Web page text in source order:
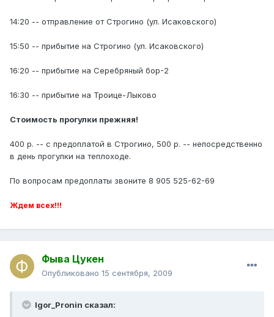
14:20 -- отправление от Строгино (ул. Исаковского)
15:50 -- прибытие на Строгино (ул. Исаковского)
16:20 -- прибытие на Серебряный бор-2
16:30 -- прибытие на Троице-Лыково
Стоимость прогулки прежняя!
400 р. -- с предоплатой в Строгино, 500 р. -- непосредственно
в день прогулки на теплоходе.
По вопросам предоплаты звоните 8 905 525-62-69
Ждем всех!!!
Фыва Цукен
Опубликовано 15 сентября, 2009
Igor_Pronin сказал: